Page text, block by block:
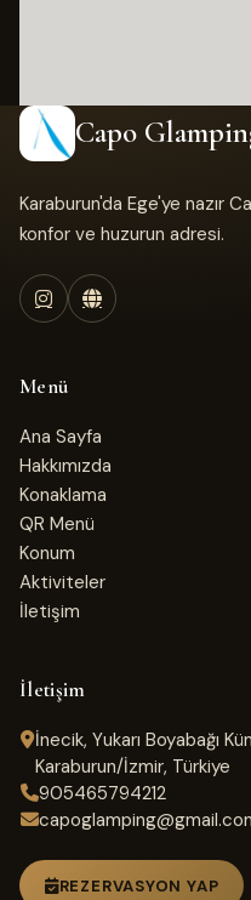
Capo
Karaburun'da Ege'ye nazır
konfor ve huzurun adresi.
Menü
Ana Sayfa
Hakkımızda
Konaklama
QR Menü
Konum
Aktiviteler
İletişim
İletişim
İnecik, Yukarı Boyabağı
Karaburun/İzmir, Türkiye
905465794212
REZERVASYON YAP